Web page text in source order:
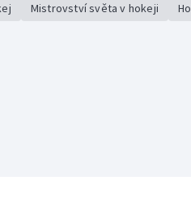
Mistrovství světa v hokeji